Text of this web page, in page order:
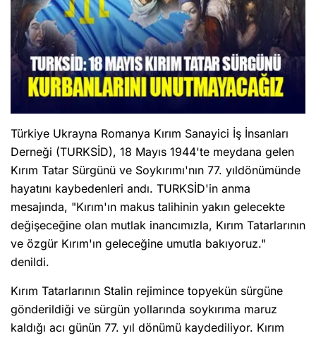
Türkiye Ukrayna Romanya Kırım Sanayici İş İnsanları
Derneği (TURKSİD), 18 Mayıs 1944'te meydana gelen
Kırım Tatar Sürgünü ve Soykırımı'nın 77. yıldönümünde
hayatını kaybedenleri andı. TURKSİD'in anma
mesajında, "Kırım'ın makus talihinin yakın gelecekte
değişeceğine olan mutlak inancımızla, Kırım Tatarlarının
ve özgür Kırım'ın geleceğine umutla bakıyoruz."
denildi.
Kırım Tatarlarının Stalin rejimince topyekün sürgüne
gönderildiği ve sürgün yollarında soykırıma maruz
kaldığı acı günün 77. yıl dönümü kaydediliyor. Kırım